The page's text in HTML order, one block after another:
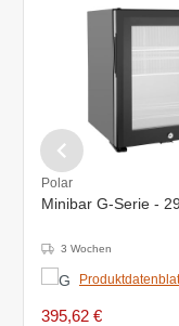
Polar
Minibar G-Serie -
3 Wochen
395,62 €